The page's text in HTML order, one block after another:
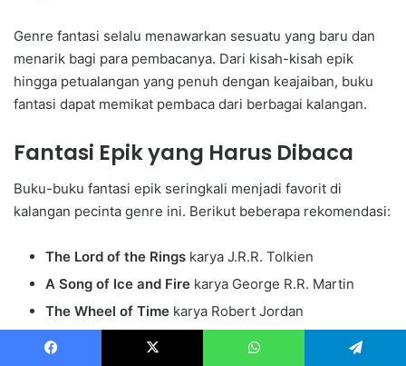
Genre fantasi selalu menawarkan sesuatu yang baru dan
menarik bagi para pembacanya. Dari kisah-kisah epik
hingga petualangan yang penuh dengan keajaiban, buku
fantasi dapat memikat pembaca dari berbagai kalangan.
Fantasi Epik yang Harus Dibaca
Buku-buku fantasi epik seringkali menjadi favorit di
kalangan pecinta genre ini. Berikut beberapa rekomendasi:
The Lord of the Rings karya J.R.R. Tolkien
A Song of Ice and Fire karya George R.R. Martin
The Wheel of Time karya Robert Jordan
Buku-buku ini menawarkan cerita yang kompleks dan